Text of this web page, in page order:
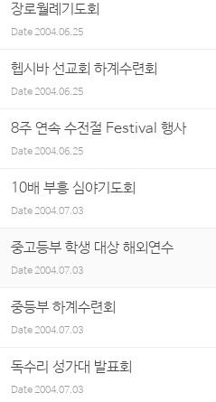
장로월례기도회
Date2004.06.25
헵시바 선교회 하계수련회
Date2004.06.25
8주 연속 수전절 Festival 행사
Date2004.06.25
10배 부흥 심야기도회
Date2004.07.03
중고등부 학생 대상 해외연수
Date 2004.07.03
중등부 하계수련회
Date2004.07.03
독수리 성가대 발표회
Date2004.07.03